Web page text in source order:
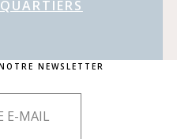
NEWSLETTER